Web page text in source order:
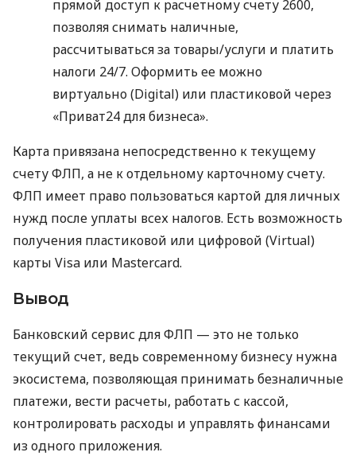
прямой доступ к расчетному счету 2600,
позволяя снимать наличные,
рассчитываться за товары/услуги и платить
налоги 24/7. Оформить ее можно
виртуально (Digital) или пластиковой через
«Приват24 для бизнеса».
Карта привязана непосредственно к текущему
счету ФЛП, а не к отдельному карточному счету.
ФЛП имеет право пользоваться картой для личных
нужд после уплаты всех налогов. Есть возможность
получения пластиковой или цифровой (Virtual)
карты Visa или Mastercard.
Вывод
Банковский сервис для ФЛП — это не только
текущий счет, ведь современному бизнесу нужна
экосистема, позволяющая принимать безналичные
платежи, вести расчеты, работать с кассой,
контролировать расходы и управлять финансами
из одного приложения.